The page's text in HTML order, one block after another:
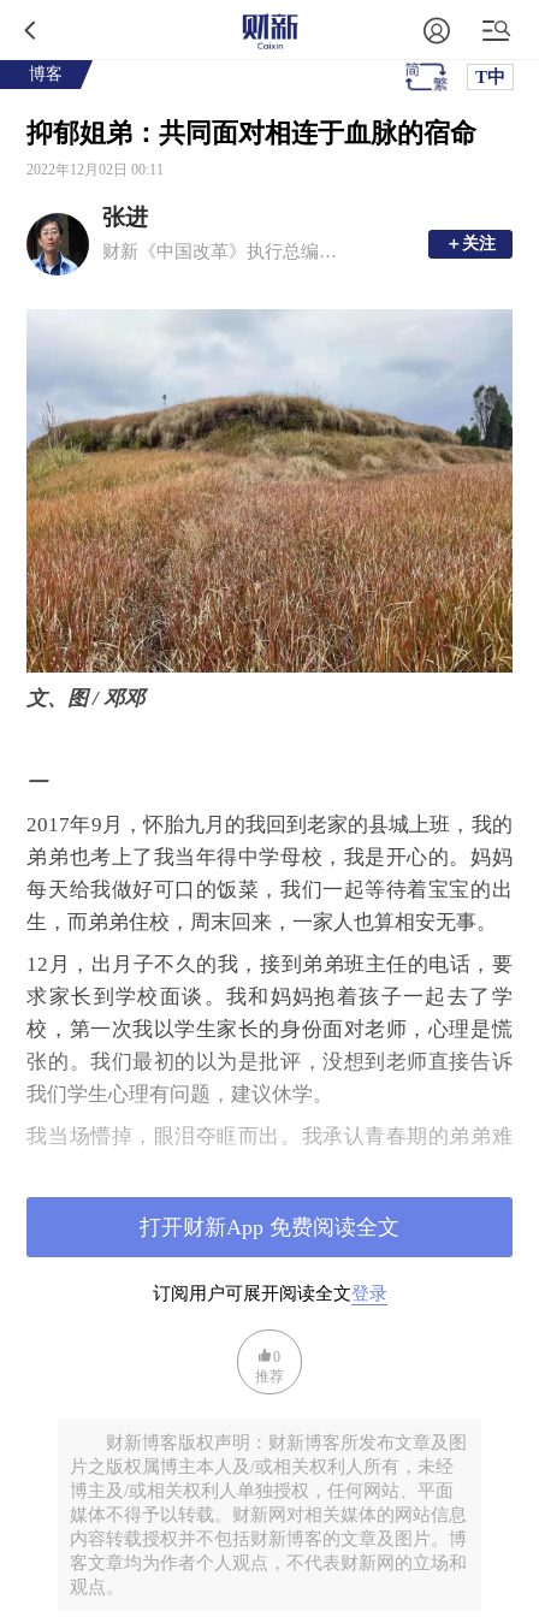
博客 T中
抑郁姐弟：共同面对相连于血脉的宿命
2022年12月02日 00:11
张进
财新《中国改革》执行总编辑，《渡过》作者，“渡过”公号创办人 ＋关注
＋关注
文、图 / 邓邓
一
2017年9月，怀胎九月的我回到老家的县城上班，我的
弟弟也考上了我当年得中学母校，我是开心的。妈妈
每天给我做好可口的饭菜，我们一起等待着宝宝的出
生，而弟弟住校，周末回来，一家人也算相安无事。
12月，出月子不久的我，接到弟弟班主任的电话，要
求家长到学校面谈。我和妈妈抱着孩子一起去了学
校，第一次我以学生家长的身份面对老师，心理是慌
张的。我们最初的以为是批评，没想到老师直接告诉
我们学生心理有问题，建议休学。
我当场懵掉，眼泪夺眶而出。我承认青春期的弟弟难
长也束手无策。
事情的起因是弟弟找到老师交流了一些人生问题，刚
死，班主任顿时把弟弟列为危险分子。事后我非常恨
那个老师，面对问题找家长沟通是极好的方式，但不
给孩子机会，没有经过专业心理机构或老师评估就就
力？我们当时还是太懦弱了，没有尽力维护弟弟应有
得权益。
就这样我们带领弟弟从学校回到了家，我和妈妈情绪
崩溃，妈妈开始声声诉讨，开始谩骂，最难听的语言
从一个母亲的嘴里，蹦向她的二个子女。
订阅用户可展开阅读全文登录
打开财新App 免费阅读全文
0
推荐
财新博客版权声明：财新博客所发布文章及图
片之版权属博主本人及/或相关权利人所有，未经
博主及/或相关权利人单独授权，任何网站、平面
媒体不得予以转载。财新网对相关媒体的网站信息
内容转载授权并不包括财新博客的文章及图片。博
客文章均为作者个人观点，不代表财新网的立场和
观点。